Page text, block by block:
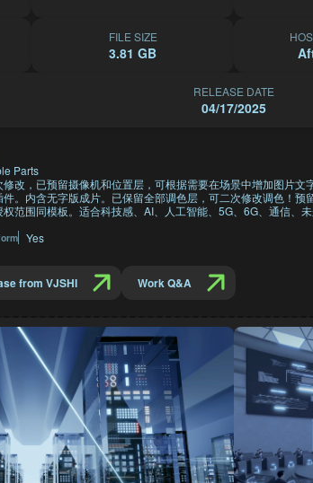
FILE SIZE
3.81 GB
RELEASE DATE
04/17/2025
Parts
改，已预留摄像机和位置层，可根据需要在场景中增加图片
。内含无字版成片。已保留全部调色层，可二次修改调色！
范围同模板。适合科技感、AI、人工智能、5G、6G、通信、
Yes
from VJSHI Work Q&A